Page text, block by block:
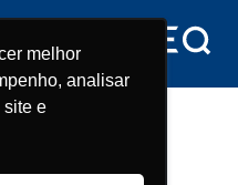
melhor
analisar
site e
melhor
analisar
site e
de